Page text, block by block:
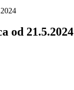
od 21.5.2024